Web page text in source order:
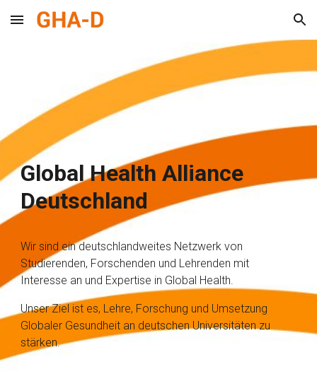
Skip to main content Skip to navigation
Global Health Alliance
Deutschland
Wir sind ein deutschlandweites Netzwerk von
Studierenden, Forschenden und Lehrenden mit
Interesse an und Expertise in Global Health.
Unser Ziel ist es, Lehre, Forschung und Umsetzung
Globaler Gesundheit an deutschen Universitäten zu
stärken.